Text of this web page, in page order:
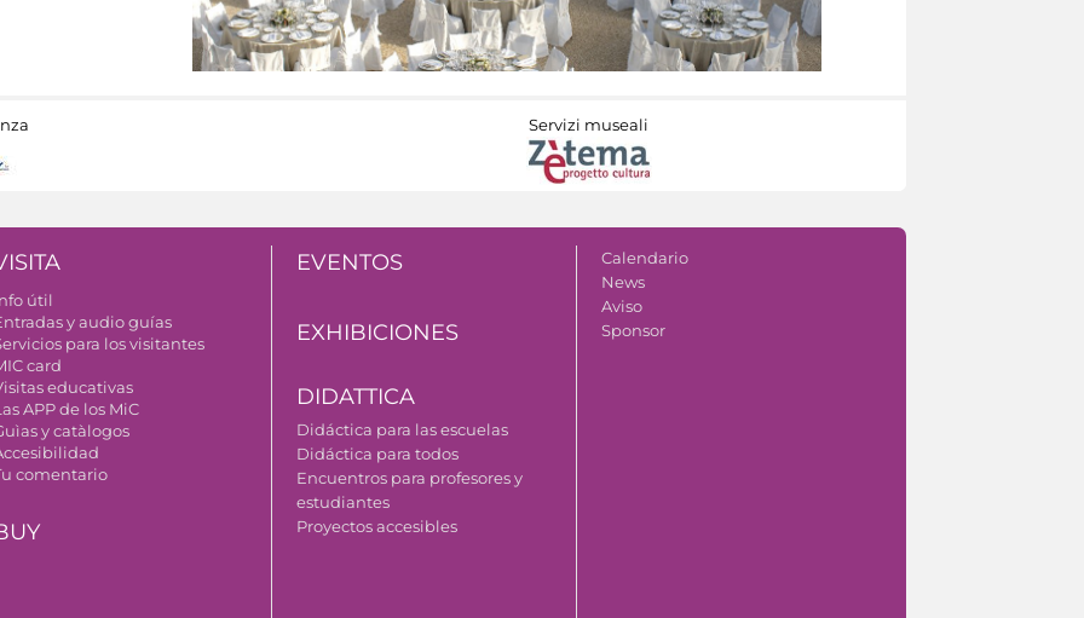
Servizi museali
útil
y audio guías
para los visitantes
card
educativas
APP de los MiC
y catàlogos
comentario
EVENTOS
EXHIBICIONES
DIDATTICA
Didáctica para las escuelas
Didáctica para todos
Encuentros para profesores y
estudiantes
Proyectos accesibles
Calendario
News
Aviso
Sponsor